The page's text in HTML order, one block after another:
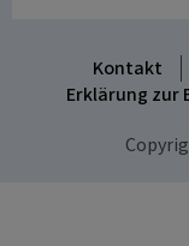
Kontakt
Erklärung